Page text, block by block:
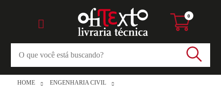
0
HOME
ENGENHARIA CIVIL